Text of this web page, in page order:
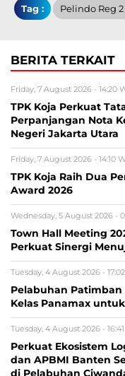
Tag : Pelindo Reg
BERITA TERKAIT
Friday, 7 August 2026 - 14:20
TPK Koja Perkuat
Perpanjangan Nota
Negeri Jakarta Utara
Friday, 7 August 2026 - 14:10
TPK Koja Raih Dua
Award 2026
Wednesday, 5 August 2026 -
Town Hall Meeting
Perkuat Sinergi
Tuesday, 4 August 2026 -
Pelabuhan Patimban
Kelas Panamax
Tuesday, 4 August 2026 -
Perkuat Ekosistem
dan APBMI Banten
di Pelabuhan